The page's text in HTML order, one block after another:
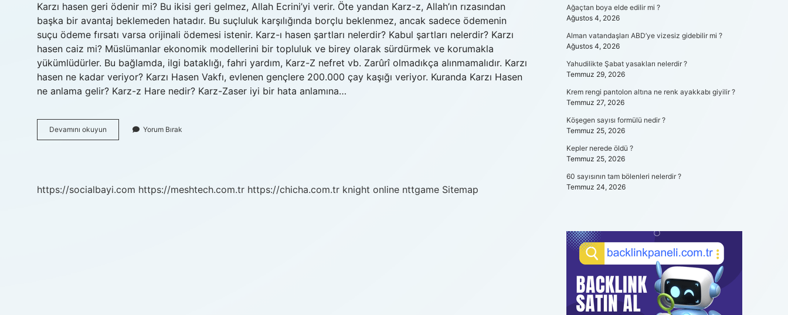
Karzı hasen geri ödenir mi? Bu ikisi geri gelmez, Allah Ecrini’yi verir. Öte yandan Karz-z, Allah’ın rızasından
başka bir avantaj beklemeden hatadır. Bu suçluluk karşılığında borçlu beklenmez, ancak sadece ödemenin
suçu ödeme fırsatı varsa orijinali ödemesi istenir. Karz-ı hasen şartları nelerdir? Kabul şartları nelerdir? Karzı
hasen caiz mi? Müslümanlar ekonomik modellerini bir topluluk ve birey olarak sürdürmek ve korumakla
yükümlüdürler. Bu bağlamda, ilgi bataklığı, fahri yardım, Karz-Z nefret vb. Zarûrî olmadıkça alınmamalıdır. Karzı
hasen ne kadar veriyor? Karzı Hasen Vakfı, evlenen gençlere 200.000 çay kaşığı veriyor. Kuranda Karzı Hasen
ne anlama gelir? Karz-z Hare nedir? Karz-Zaser iyi bir hata anlamına…
Devamını okuyun
Hasen
Yorum Bırak
https://socialbayi.com https://meshtech.com.tr https://chicha.com.tr knight online nttgame Sitemap
Ağaçtan boya elde edilir mi ?
Ağustos 4, 2026
Alman vatandaşları ABD’ye vizesiz gidebilir mi ?
Ağustos 4, 2026
Yahudilikte Şabat yasakları nelerdir ?
Temmuz 29, 2026
Krem rengi pantolon altına ne renk ayakkabı giyilir ?
Temmuz 27, 2026
Köşegen sayısı formülü nedir ?
Temmuz 25, 2026
Kepler nerede öldü ?
Temmuz 25, 2026
60 sayısının tam bölenleri nelerdir ?
Temmuz 24, 2026